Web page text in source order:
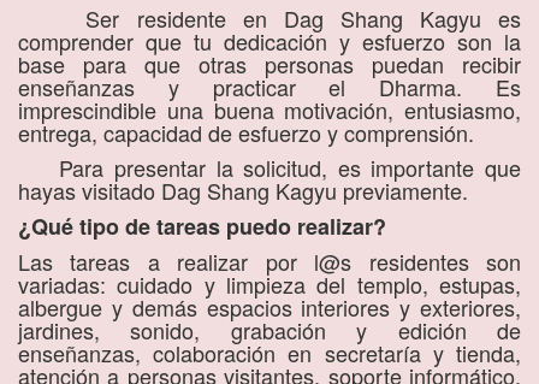
Ser residente en Dag Shang Kagyu es
comprender que tu dedicación y esfuerzo son la
base para que otras personas puedan recibir
enseñanzas y practicar el Dharma. Es
imprescindible una buena motivación, entusiasmo,
entrega, capacidad de esfuerzo y comprensión.
Para presentar la solicitud, es importante que
hayas visitado Dag Shang Kagyu previamente.
¿Qué tipo de tareas puedo realizar?
Las tareas a realizar por l@s residentes son
variadas: cuidado y limpieza del templo, estupas,
albergue y demás espacios interiores y exteriores,
jardines, sonido, grabación y edición de
enseñanzas, colaboración en secretaría y tienda,
atención a personas visitantes, soporte informático,